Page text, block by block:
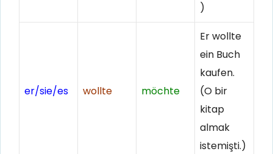
)
er/sie/es wollte möchte
Er wollte
ein Buch
kaufen.
(O bir
kitap
almak
istemişti.)